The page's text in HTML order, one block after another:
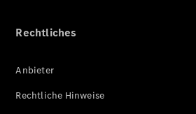
Rechtliches
Anbieter
Rechtliche Hinweise